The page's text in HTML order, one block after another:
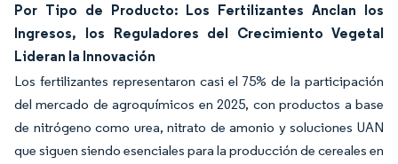
Por Tipo de Producto: Los Fertilizantes Anclan los
Ingresos, los Reguladores del Crecimiento Vegetal
Lideran la Innovación
Los fertilizantes representaron casi el 75% de la participación
del mercado de agroquímicos en 2025, con productos a base
de nitrógeno como urea, nitrato de amonio y soluciones UAN
que siguen siendo esenciales para la producción de cereales en